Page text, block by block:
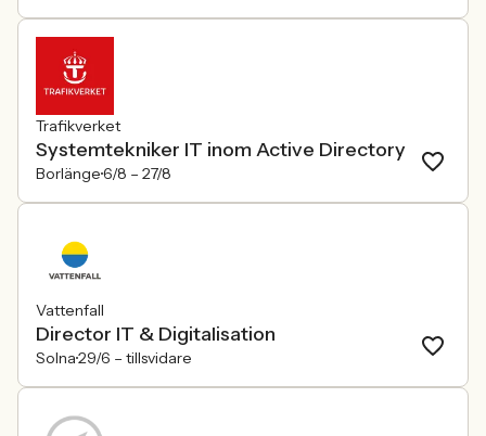
Trafikverket
Systemtekniker IT inom Active Directory
Borlänge6/8 – 27/8
Vattenfall
Director IT & Digitalisation
Solna29/6 – tillsvidare